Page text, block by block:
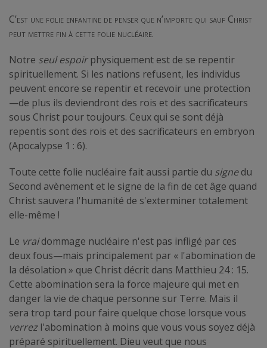
C’est une folie enfantine de penser que n’importe qui sauf Christ
peut mettre fin à cette folie nucléaire.
Notre seul espoirphysiquement est de se repentir
spirituellement. Si les nations refusent, les individus
peuvent encore se repentir et recevoir une protection
—de plus ils deviendront des rois et des sacrificateurs
sous Christ pour toujours. Ceux qui se sont déjà
repentis sont des rois et des sacrificateurs en embryon
(Apocalypse 1 : 6).
Toute cette folie nucléaire fait aussi partie du signedu
Second avènement et le signe de la fin de cet âge quand
Christ sauvera l'humanité de s'exterminer totalement
elle-même !
Le vraidommage nucléaire n'est pas infligé par ces
deux fous—mais principalement par « l'abomination de
la désolation » que Christ décrit dans Matthieu 24 : 15.
Cette abomination sera la force majeure qui met en
danger la vie de chaque personne sur Terre. Mais il
sera trop tard pour faire quelque chose lorsque vous
verrezl'abomination à moins que vous vous soyez déjà
préparé spirituellement. Dieu veut que nous